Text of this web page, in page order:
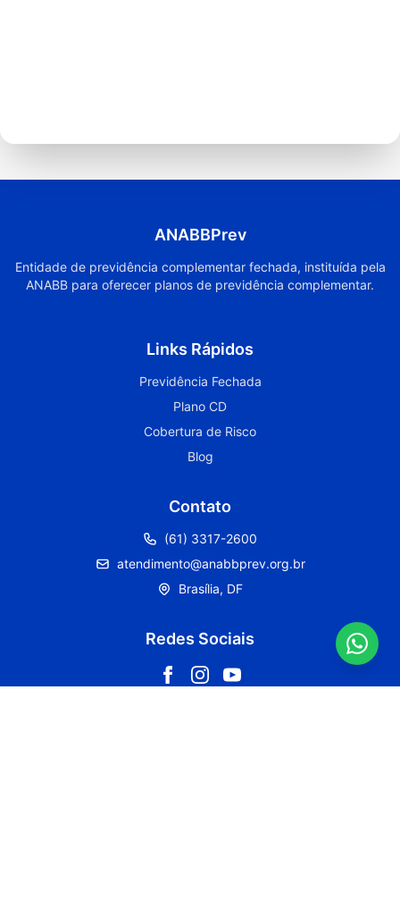
ANABBPrev
Entidade de previdência complementar fechada, instituída pela
ANABB para oferecer planos de previdência complementar.
Links Rápidos
Previdência Fechada
Plano CD
Cobertura de Risco
Blog
Contato
(61) 3317-2600
atendimento@anabbprev.org.br
Brasília, DF
Redes Sociais